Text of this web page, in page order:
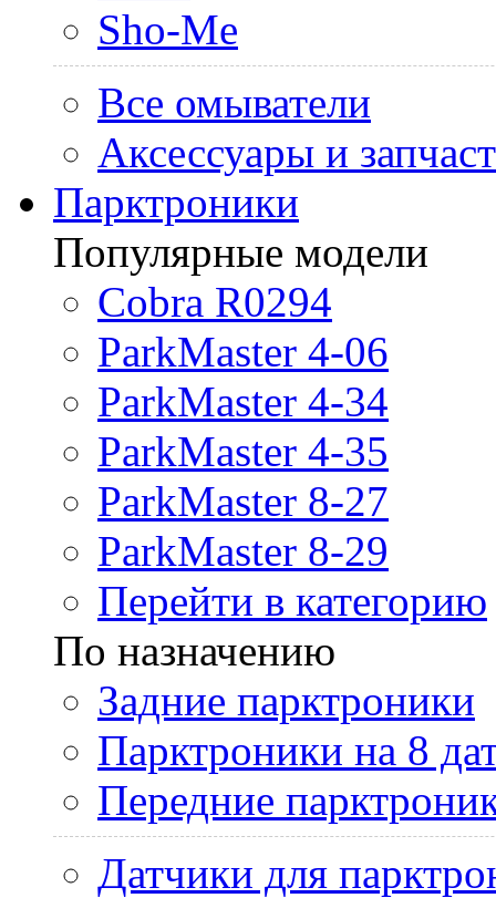
Sho-Me
Все омыватели
Аксессуары и
Парктроники
Популярные модели
Cobra R0294
ParkMaster 4-06
ParkMaster 4-34
ParkMaster 4-35
ParkMaster 8-27
ParkMaster 8-29
Перейти в категорию
По назначению
Задние парктроники
Парктроники на 8
Передние
Датчики для